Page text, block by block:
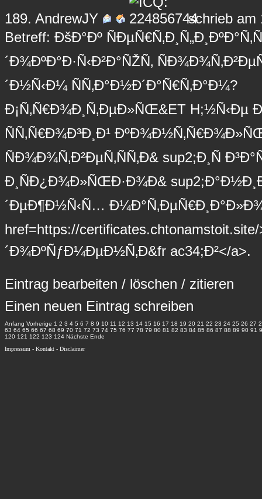
189. AndrewJY
schrieb am
Betreff: ÐšÐ°Ðº
´Ð¾ÐºÐ°Ð·Ñ‹Ð²Ð°ÑŽÑ‚
´Ð½Ñ‹Ð¼ ÑÑ‚Ð°Ð½Ð´Ð°Ñ€Ñ‚Ð°Ð¼?
Ð¡Ñ‚Ñ€Ð¾Ð¸Ñ‚ÐµÐ»ÑŒ&ET H;½Ñ‹Ðµ
ÑÑ‚Ñ€Ð¾Ð³Ð¸Ð¹
ÑÐ¾Ð¾Ñ‚Ð²ÐµÑ‚ÑÑ‚Ð& sup2;Ð¸Ñ
Ð¸ÑÐ¿Ð¾Ð»ÑŒÐ·Ð¾Ð&
´ÐµÐ¶Ð½Ñ‹Ñ…
href=https://
´Ð¾ÐºÑƒÐ¼ÐµÐ½Ñ‚Ð&fr ac34;Ð²</a>.
Eintrag bearbeiten / löschen / zitieren
Einen neuen Eintrag schreiben
Anfang Vorherige 1 2 3 4 5 6 7 8 9 10 11 12 13 14 15 16 17 18 19 20 21 22 23 24 25 26 27
63 64 65 66 67 68 69 70 71 72 73 74 75 76 77 78 79 80 81 82 83 84 85 86 87 88 89 90 91
120 121 122 123 124 Nächste Ende
Impressum - Kontakt - Disclaimer